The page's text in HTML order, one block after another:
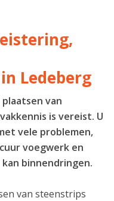
Ledeberg
van
is vereist. U
vele problemen,
voegwerk en
binnendringen.
van steenstrips